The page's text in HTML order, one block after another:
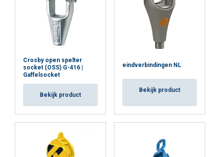
Crosby open spelter
socket (OSS) G-416 |
Gaffelsocket
Bekijk product
eindverbindingen NL
Bekijk product